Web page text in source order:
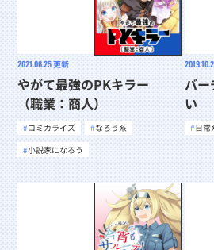
2021.06.25更新
やがて最強のPKキラー
（職業：商人）
コミカライズ
なろう系
小説家になろう
バ
い
日常